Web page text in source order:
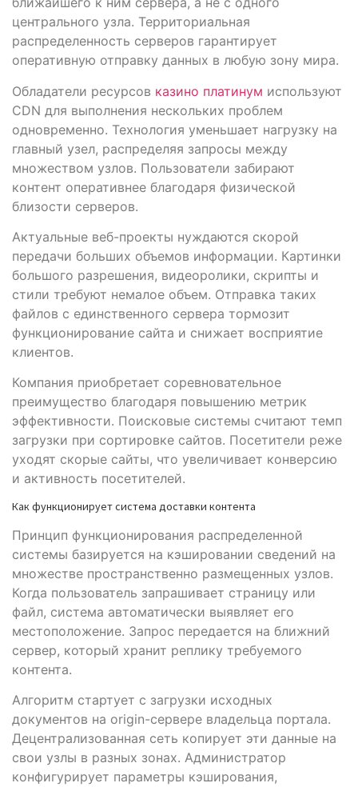
центрального узла. Территориальная
распределенность серверов гарантирует
оперативную отправку данных в любую зону мира.
Обладатели ресурсов казино платинум используют
CDN для выполнения нескольких проблем
одновременно. Технология уменьшает нагрузку на
главный узел, распределяя запросы между
множеством узлов. Пользователи забирают
контент оперативнее благодаря физической
близости серверов.
Актуальные веб-проекты нуждаются скорой
передачи больших объемов информации. Картинки
большого разрешения, видеоролики, скрипты и
стили требуют немалое объем. Отправка таких
файлов с единственного сервера тормозит
функционирование сайта и снижает восприятие
клиентов.
Компания приобретает соревновательное
преимущество благодаря повышению метрик
эффективности. Поисковые системы считают темп
загрузки при сортировке сайтов. Посетители реже
уходят скорые сайты, что увеличивает конверсию
и активность посетителей.
Как функционирует система доставки контента
Принцип функционирования распределенной
системы базируется на кэшировании сведений на
множестве пространственно размещенных узлов.
Когда пользователь запрашивает страницу или
файл, система автоматически выявляет его
местоположение. Запрос передается на ближний
сервер, который хранит реплику требуемого
контента.
Алгоритм стартует с загрузки исходных
документов на origin-сервере владельца портала.
Децентрализованная сеть копирует эти данные на
свои узлы в разных зонах. Администратор
конфигурирует параметры кэширования,